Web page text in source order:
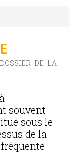
DE LA
souvent
sous le
de la